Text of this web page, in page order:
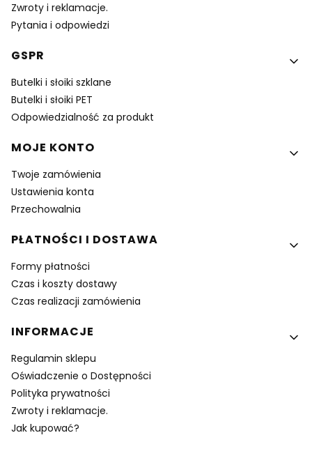
Zwroty i reklamacje.
Pytania i odpowiedzi
GSPR
Butelki i słoiki szklane
Butelki i słoiki PET
Odpowiedzialność za produkt
MOJE KONTO
Twoje zamówienia
Ustawienia konta
Przechowalnia
PŁATNOŚCI I DOSTAWA
Formy płatności
Czas i koszty dostawy
Czas realizacji zamówienia
INFORMACJE
Regulamin sklepu
Oświadczenie o Dostępności
Polityka prywatności
Zwroty i reklamacje.
Jak kupować?